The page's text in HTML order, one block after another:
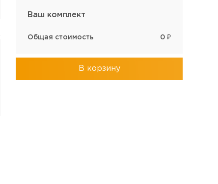
Ваш комплект
Общая стоимость 0 ₽
В корзину